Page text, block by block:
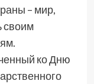
– мир,
своим
ко Дню